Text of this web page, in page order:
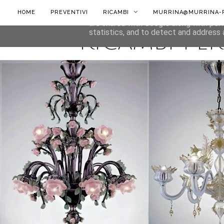
RICAMBI
HOME PREVENTIVI RICAMBI MURRINA@MURRINA-
This site uses cookies from Google
are shared with Google along with
statistics, and to detect and address